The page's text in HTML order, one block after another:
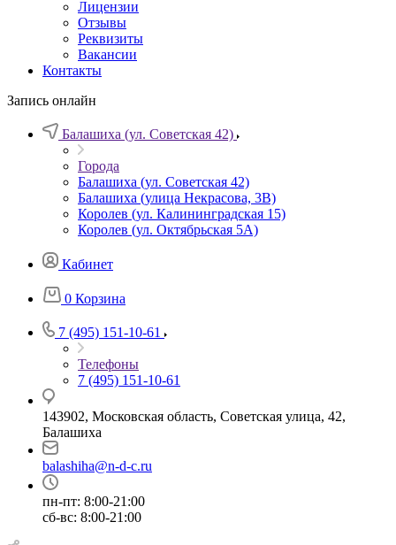
Лицензии
Отзывы
Реквизиты
Вакансии
Контакты
Запись онлайн
Балашиха (ул. Советская 42)
Города
Балашиха (ул. Советская 42)
Балашиха (улица Некрасова, 3В)
Королев (ул. Калининградская 15)
Королев (ул. Октябрьская 5А)
Кабинет
0 Корзина
7 (495) 151-10-61
Телефоны
7 (495) 151-10-61
143902, Московская область, Советская улица, 42,
Балашиха
balashiha@n-d-c.ru
пн-пт: 8:00-21:00
сб-вс: 8:00-21:00